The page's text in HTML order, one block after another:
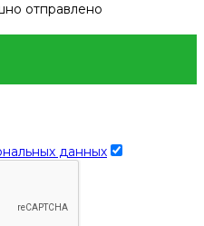
отправлено
данных